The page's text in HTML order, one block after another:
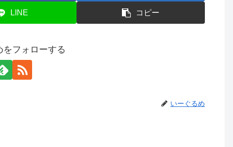
LINE コピー
をフォローする
いーぐるめ